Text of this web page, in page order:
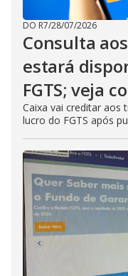
DO R7/28/07/2026
Consulta
estará
FGTS; veja
Caixa vai creditar aos
lucro do FGTS após